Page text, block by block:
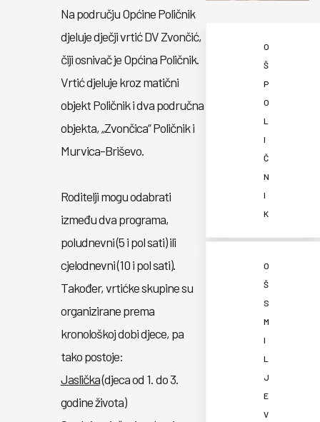
Na području Općine Poličnik
djeluje dječji vrtić DV Zvončić,
čiji osnivač je Općina Poličnik.
Vrtić djeluje kroz matični
objekt Poličnik i dva područna
objekta, „Zvončica“ Poličnik i
Murvica-Briševo.
Roditelji mogu odabrati
između dva programa,
poludnevni (5 i pol sati) ili
cjelodnevni (10 i pol sati).
Također, vrtićke skupine su
organizirane prema
kronološkoj dobi djece, pa
tako postoje:
Jaslička(djeca od 1. do 3.
godine života)
O
Š
P
O
L
I
Č
N
I
K
O
Š
S
M
I
L
J
E
V